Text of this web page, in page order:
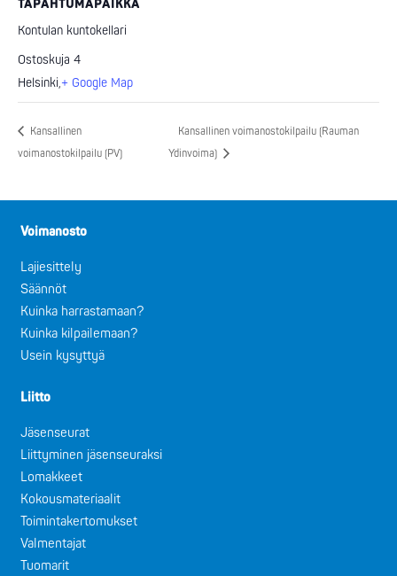
TAPAHTUMAPAIKKA
Kontulan kuntokellari
Ostoskuja 4
Helsinki,+ Google Map
Kansallinen
voimanostokilpailu (PV)
Kansallinen voimanostokilpailu (Rauman
Ydinvoima)
Voimanosto
Lajiesittely
Säännöt
Kuinka harrastamaan?
Kuinka kilpailemaan?
Usein kysyttyä
Liitto
Jäsenseurat
Liittyminen jäsenseuraksi
Lomakkeet
Kokousmateriaalit
Toimintakertomukset
Valmentajat
Tuomarit